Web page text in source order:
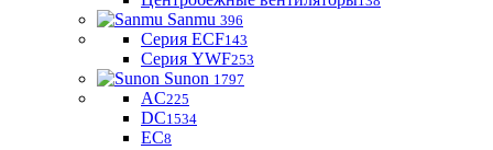
Sanmu 396
Серия ECF143
Серия YWF253
Sunon 1797
AC225
DC1534
EC8